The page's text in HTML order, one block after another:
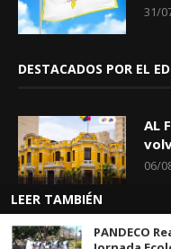
31/
DESTACADOS POR EL
AL
06/
LEER TAMBIÉN
PANDECO